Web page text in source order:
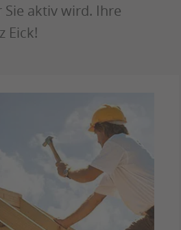
aktiv wird. Ihre
Eick!